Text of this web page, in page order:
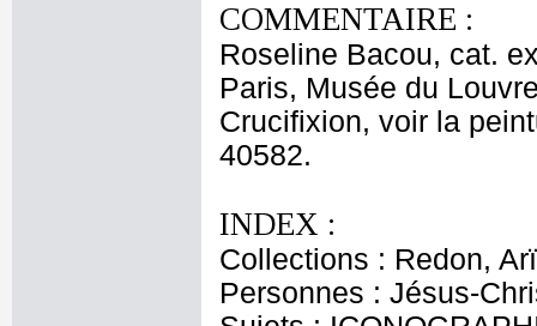
COMMENTAIRE :
Roseline Bacou, cat.
Paris, Musée du
Crucifixion, voir la
40582.
INDEX :
Collections : Redon,
Personnes : Jésus-